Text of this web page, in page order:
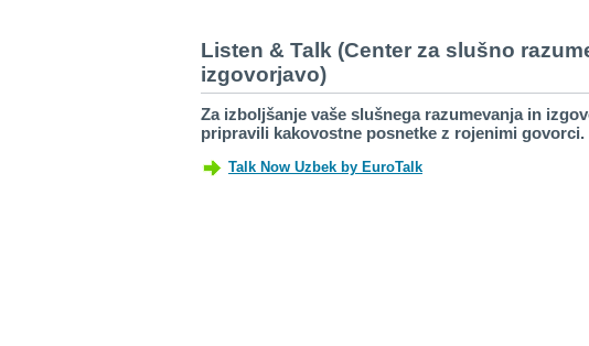
Listen & Talk (Center za slušno
izgovorjavo)
Za izboljšanje vaše slušnega razumevanja in
pripravili kakovostne posnetke z rojenimi govorci.